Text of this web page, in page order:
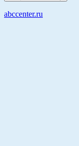
abccenter.ru